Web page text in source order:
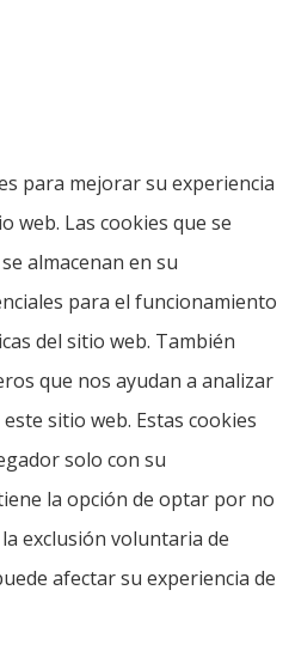
para mejorar su experiencia
web. Las cookies que se
almacenan en su
para el funcionamiento
del sitio web. También
que nos ayudan a analizar
sitio web. Estas cookies
solo con su
la opción de optar por no
exclusión voluntaria de
afectar su experiencia de